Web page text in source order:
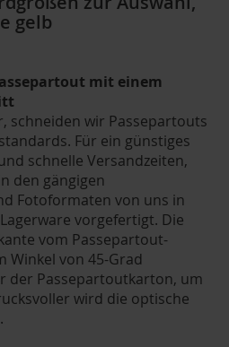
gelb
mit einem
schneiden wir Passepartouts
Für ein günstiges
schnelle Versandzeiten,
den gängigen
Fotoformaten von uns in
vorgefertigt. Die
vom Passepartout-
Winkel von 45-Grad
der Passepartoutkarton, um
wird die optische